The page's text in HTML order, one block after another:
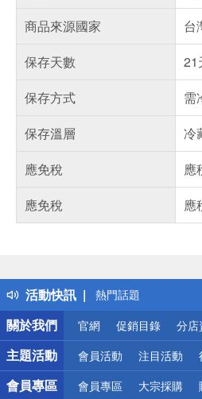
商品來源國家
台
保存天數
21
保存方式
需
保存溫層
冷
應免稅
應
應免稅
應
活動快訊
得獎公告
熱門話題
銀行優惠
偏遠地區配送
詐騙網頁！請小心！
關於我們
官網 促銷目錄 分店
主題活動 會員活動 注目活動
會員專區 會員專區 大宗採購